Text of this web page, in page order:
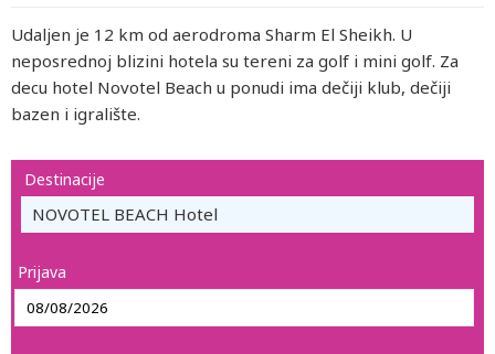
Udaljen je 12 km od aerodroma Sharm El Sheikh. U
neposrednoj blizini hotela su tereni za golf i mini golf. Za
decu hotel Novotel Beach u ponudi ima dečiji klub, dečiji
bazen i igralište.
Destinacije
NOVOTEL BEACH Hotel
Prijava